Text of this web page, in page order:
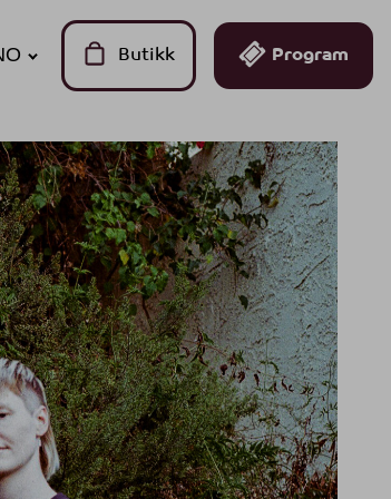
Butikk Program